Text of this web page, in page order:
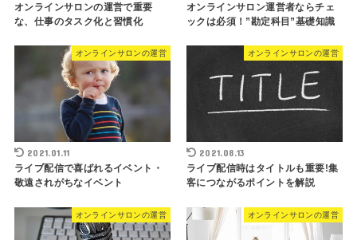
オンラインサロンの運営で重要
な、仕事のタスク化と習慣化
オンラインサロン運営者ならチェ
ックは必須！”勘定科目”基礎知識
オンラインサロンの運営
2021.01.11
ライブ配信で喜ばれるイベント・
敬遠されがちなイベント
オンラインサロンの運営
2021.08.13
ライブ配信時はタイトルも重要!集
客につながるポイントを解説
オンラインサロンの運営 オンラインサロンの運営